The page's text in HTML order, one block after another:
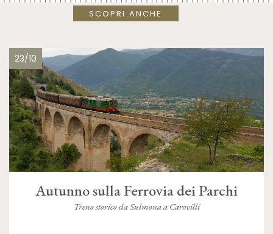
SCOPRI ANCHE
23/10
Autunno sulla Ferrovia dei Parchi
Treno storico da Sulmona a Carovilli